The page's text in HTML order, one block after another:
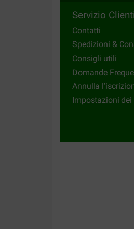
Servizio Clienti
Contatti
Spedizioni &
Consigli utili
Domande
Annulla
Impostazioni dei